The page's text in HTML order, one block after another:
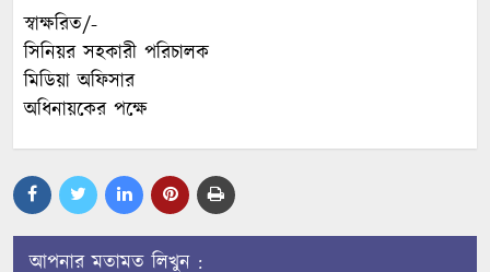
স্বাক্ষরিত/-
সিনিয়র সহকারী পরিচালক
মিডিয়া অফিসার
অধিনায়কের পক্ষে
আপনার মতামত লিখুন :